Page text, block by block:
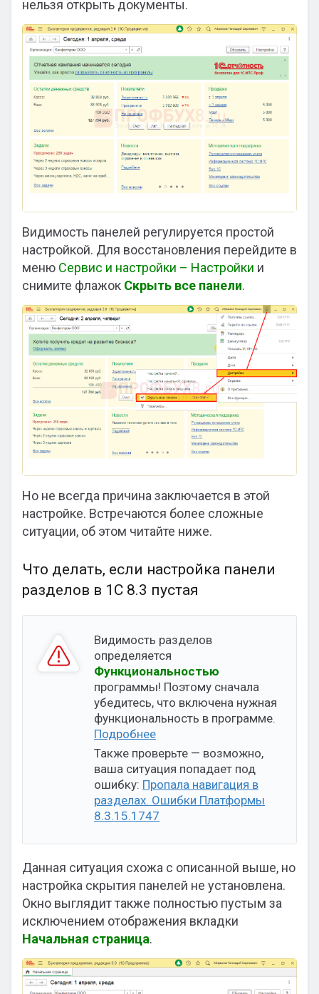
нельзя открыть документы.
Видимость панелей регулируется простой
настройкой. Для восстановления перейдите в
меню Сервис и настройки – Настройки и
снимите флажок Скрыть все панели.
Но не всегда причина заключается в этой
настройке. Встречаются более сложные
ситуации, об этом читайте ниже.
Что делать, если настройка панели
разделов в 1С 8.3 пустая
Видимость разделов
определяется
Функциональностью
программы! Поэтому сначала
убедитесь, что включена нужная
функциональность в программе.
Подробнее
Также проверьте — возможно,
ваша ситуация попадает под
ошибку: Пропала навигация в
разделах. Ошибки Платформы
8.3.15.1747
Данная ситуация схожа с описанной выше, но
настройка скрытия панелей не установлена.
Окно выглядит также полностью пустым за
исключением отображения вкладки
Начальная страница.